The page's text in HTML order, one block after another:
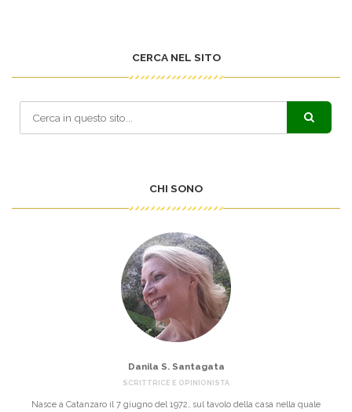
CERCA NEL SITO
CHI SONO
Danila S. Santagata
SCRITTRICE E OPINIONISTA
Nasce a Catanzaro il 7 giugno del 1972, sul tavolo della casa nella quale